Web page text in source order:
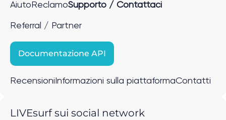
Aiuto ReclamoSupporto / Contattaci
Referral / Partner
Documentazione API
Recensioni Informazioni sulla piattaformaContatti
LIVEsurf sui social network